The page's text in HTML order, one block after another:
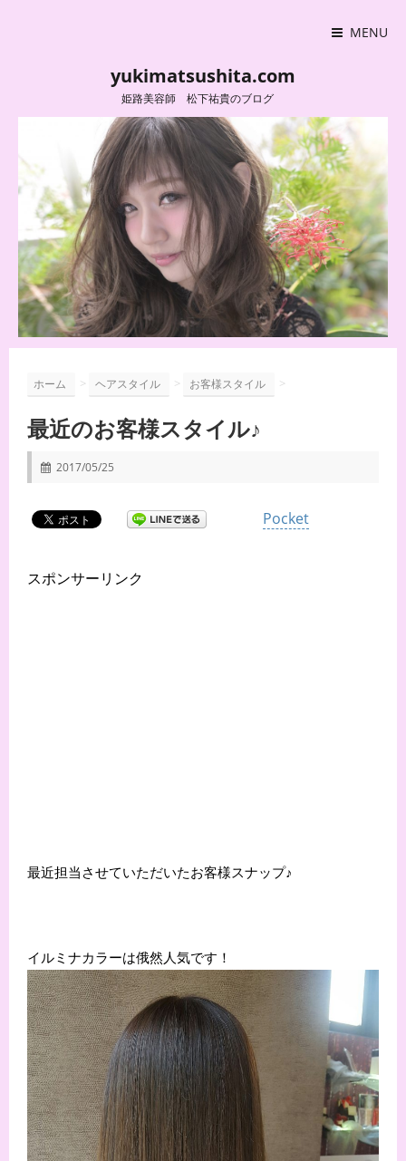
MENU
yukimatsushita.com
姫路美容師 松下祐貴のブログ
ホーム > ヘアスタイル > お客様スタイル >
最近のお客様スタイル♪
2017/05/25
Pocket
スポンサーリンク
最近担当させていただいたお客様スナップ♪
イルミナカラーは俄然人気です！